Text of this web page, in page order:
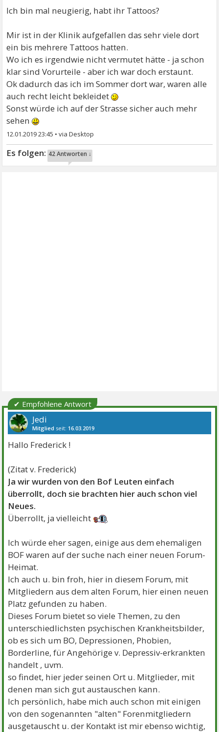
Ich bin mal neugierig, habt ihr Tattoos?
Mir ist in der Klinik aufgefallen das sehr viele dort
ein bis mehrere Tattoos hatten.
Wo ich es irgendwie nicht vermutet hätte - ja schon
klar sind Vorurteile - aber ich war doch erstaunt.
Ok dadurch das ich im Sommer dort war, waren alle
auch recht leicht bekleidet
Sonst würde ich auf der Strasse sicher auch mehr
sehen
12.01.2019 23:45 •
42 Antworten ↓
✔ Empfohlene Antwort
Jedi
Mitglied seit: 16.03.2019
Hallo Frederick !
(Zitat v. Frederick)
Ja wir wurden von den Bof Leuten einfach
überrollt, doch sie brachten hier auch schon viel
Neues.
Überrollt, ja vielleicht
Ich würde eher sagen, einige aus dem ehemaligen
BOF waren auf der suche nach einer neuen Forum-
Heimat.
Ich auch u. bin froh, hier in diesem Forum, mit
Mitgliedern aus dem alten Forum, hier einen neuen
Platz gefunden zu haben.
Dieses Forum bietet so viele Themen, zu den
unterschiedlichsten psychischen Krankheitsbilder,
ob es sich um BO, Depressionen, Phobien,
Borderline, für Angehörige v. Depressiv-erkrankten
handelt , uvm.
so findet, hier jeder seinen Ort u. Mitglieder, mit
denen man sich gut austauschen kann.
Ich persönlich, habe mich auch schon mit einigen
von den sogenannten "alten" Forenmitgliedern
ausgetauscht u. der Kontakt ist mir ebenso wichtig,